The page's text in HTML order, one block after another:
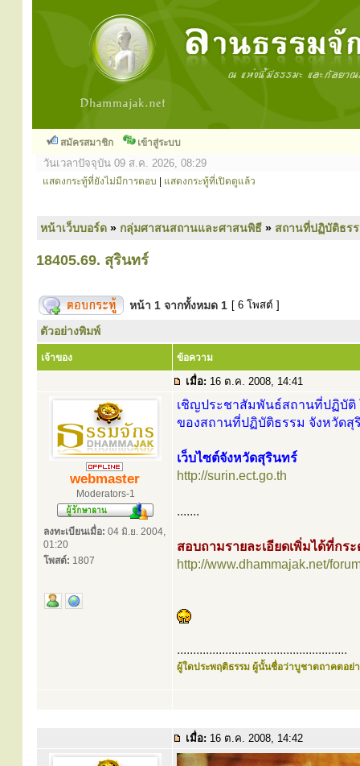
สมัครสมาชิก เข้าสู่ระบบ
วันเวลาปัจจุบัน 09 ส.ค. 2026, 08:29
แสดงกระทู้ที่ยังไม่มีการตอบ แสดงกระทู้ที่เปิดดูแล้ว
หน้าเว็บบอร์ด » กลุ่มศาสนสถานและศาสนพิธี » สถานที่ปฏิบัติธร
18405.69. สุรินทร์
หน้า 1 จากทั้งหมด 1 [ 6 โพสต์ ]
ตัวอย่างพิมพ์
เจ้าของ ข้อความ
เมื่อ: 16 ต.ค. 2008, 14:41
webmaster
Moderators-1
ลงทะเบียนเมื่อ: 04 มิ.ย. 2004,
01:20
โพสต์: 1807
เชิญประชาสัมพันธ์สถานที่ปฏิบัติ
ของสถานที่ปฏิบัติธรรม จังหวัดสุ
เว็บไซต์จังหวัดสุรินทร์
http://surin.ect.go.th
.......
สอบถามรายละเอียดเพิ่มได้ที่กร
http://www.dhammajak.net/
.....................................................
ผู้ใดประพฤติธรรม ผู้นั้นชื่อว่าบูชาตถาคตอย่า
เมื่อ: 16 ต.ค. 2008, 14:42